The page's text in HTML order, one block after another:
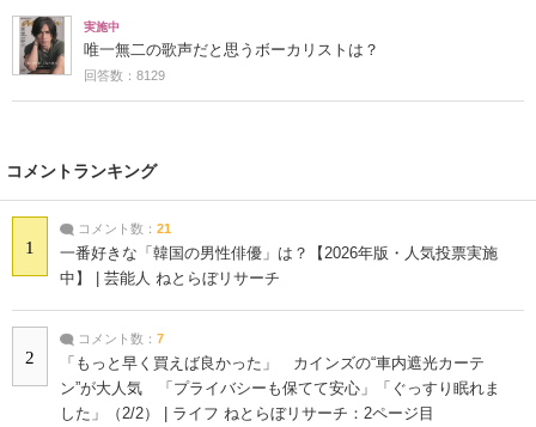
実施中
唯一無二の歌声だと思うボーカリストは？
回答数：8129
コメントランキング
1
コメント数： 21
一番好きな「韓国の男性俳優」は？【2026年版・人気投票実施
中】 | 芸能人 ねとらぼリサーチ
2
コメント数： 7
「もっと早く買えば良かった」 カインズの“車内遮光カーテ
ン”が大人気 「プライバシーも保てて安心」「ぐっすり眠れま
した」（2/2） | ライフ ねとらぼリサーチ：2ページ目